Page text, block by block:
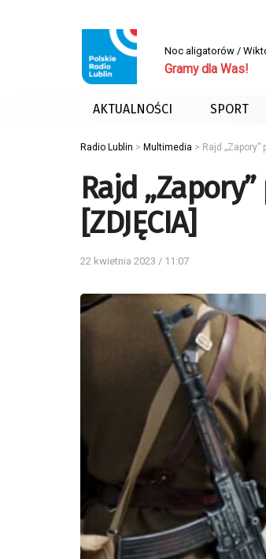
Noc aligatorów /
Gramy dla Was!
AKTUALNOŚCI SPORT
Radio Lublin > Multimedia > Rajd
Rajd
[ZDJĘCIA]
22 kwietnia 2023 / 11:07